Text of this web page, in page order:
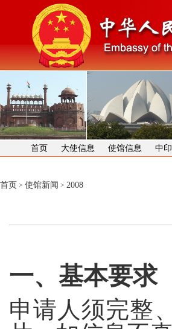
首页 大使信息 使馆信息 中
首页 > 使馆新闻 > 2008
一、基本要求
申请人须完整